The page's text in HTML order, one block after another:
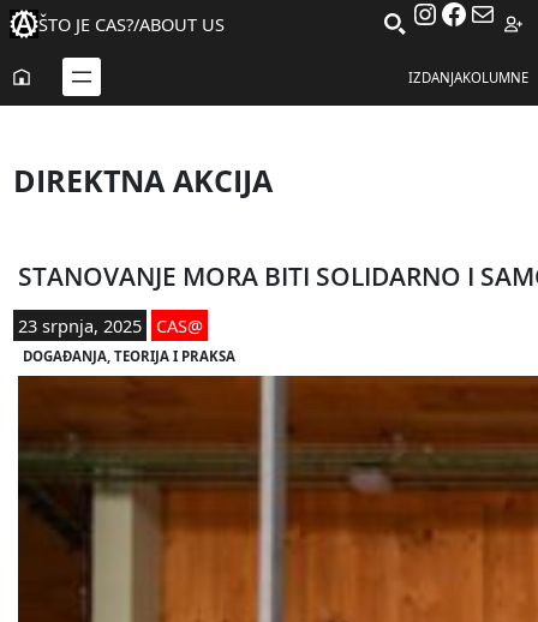
ŠTO JE CAS?/ABOUT US Mail
IZDANJAKOLUMNE
DIREKTNA AKCIJA
STANOVANJE MORA BITI SOLIDARNO I
23 srpnja, 2025 CAS@
DOGAĐANJA, TEORIJA I PRAKSA